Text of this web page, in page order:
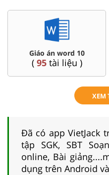
Đề thi HSG 10
( 8tài liệu )
XEM
Đã có app VietJack
tập SGK, SBT
online, Bài
dụng trên Android